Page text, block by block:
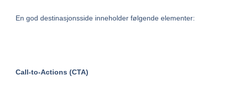
En god destinasjonsside inneholder følgende elementer:
Call-to-Actions (CTA)